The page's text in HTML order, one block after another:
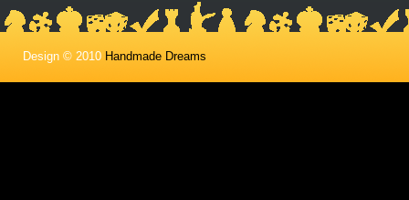
Design © 2010 Handmade Dreams